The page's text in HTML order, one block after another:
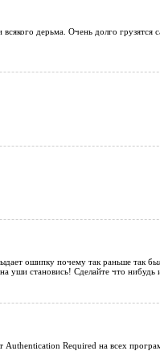
дерьма. Очень долго
ошипку почему так раньше так
уши становись! Сделайте что нибудь
Authentication Required на всех